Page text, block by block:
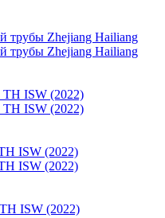
трубы Zhejiang Hailiang
трубы Zhejiang Hailiang
ТН ISW (2022)
ТН ISW (2022)
ISW (2022)
ISW (2022)
ТН ISW (2022)